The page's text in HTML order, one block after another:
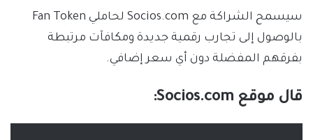
سيسمح الشراكة مع Socios.com لحاملي Fan Token
بالوصول إلى تجارب رقمية جديدة ومكافآت مرتبطة
بفرقهم المفضلة دون أي سعر إضافي.
قال موقع Socios.com: